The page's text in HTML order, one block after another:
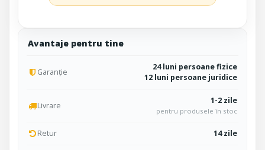
Avantaje pentru tine
Garanție
24 luni persoane fizice
12 luni persoane juridice
Livrare 1-2 zile
pentru produsele în stoc
Retur 14 zile